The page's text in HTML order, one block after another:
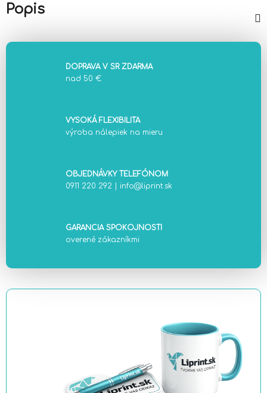
Popis
DOPRAVA V SR ZDARMA
nad 50 €
VYSOKÁ FLEXIBILITA
výroba nálepiek na mieru
OBJEDNÁVKY TELEFÓNOM
0911 220 292
info@liprint.sk
GARANCIA SPOKOJNOSTI
overené zákazníkmi